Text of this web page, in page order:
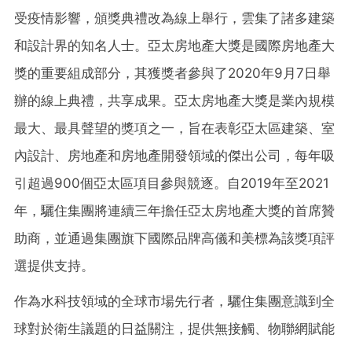
受疫情影響，頒獎典禮改為線上舉行，雲集了諸多建築
和設計界的知名人士。亞太房地產大獎是國際房地產大
獎的重要組成部分，其獲獎者參與了2020年9月7日舉
辦的線上典禮，共享成果。亞太房地產大獎是業內規模
最大、最具聲望的獎項之一，旨在表彰亞太區建築、室
內設計、房地產和房地產開發領域的傑出公司，每年吸
引超過900個亞太區項目參與競逐。自2019年至2021
年，驪住集團將連續三年擔任亞太房地產大獎的首席贊
助商，並通過集團旗下國際品牌高儀和美標為該獎項評
選提供支持。
作為水科技領域的全球市場先行者，驪住集團意識到全
球對於衛生議題的日益關注，提供無接觸、物聯網賦能